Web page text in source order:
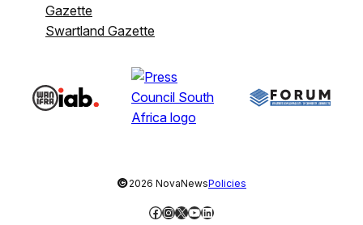
Gazette
Swartland Gazette
©2026 NovaNewsPolicies
Facebook
Instagram
X YouTube
LinkedIn